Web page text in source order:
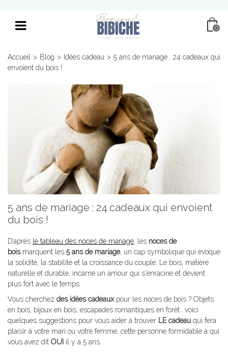
0
Accueil > Blog > Idées cadeau > 5 ans de mariage : 24 cadeaux qui
envoient du bois !
5 ans de mariage : 24 cadeaux qui envoient
du bois !
D’après le tableau des noces de mariage, les noces de
boismarquent les 5 ans de mariage, un cap symbolique qui évoque
la solidité, la stabilité et la croissance du couple. Le bois, matière
naturelle et durable, incarne un amour qui s'enracine et devient
plus fort avec le temps.
Vous cherchez des idées cadeauxpour les noces de bois ? Objets
en bois, bijoux en bois, escapades romantiques en forêt.. voici
quelques suggestions pour vous aider à trouver LE cadeau qui fera
plaisir à votre mari ou votre femme, cette personne formidable à qui
vous avez dit OUI il y a 5 ans.